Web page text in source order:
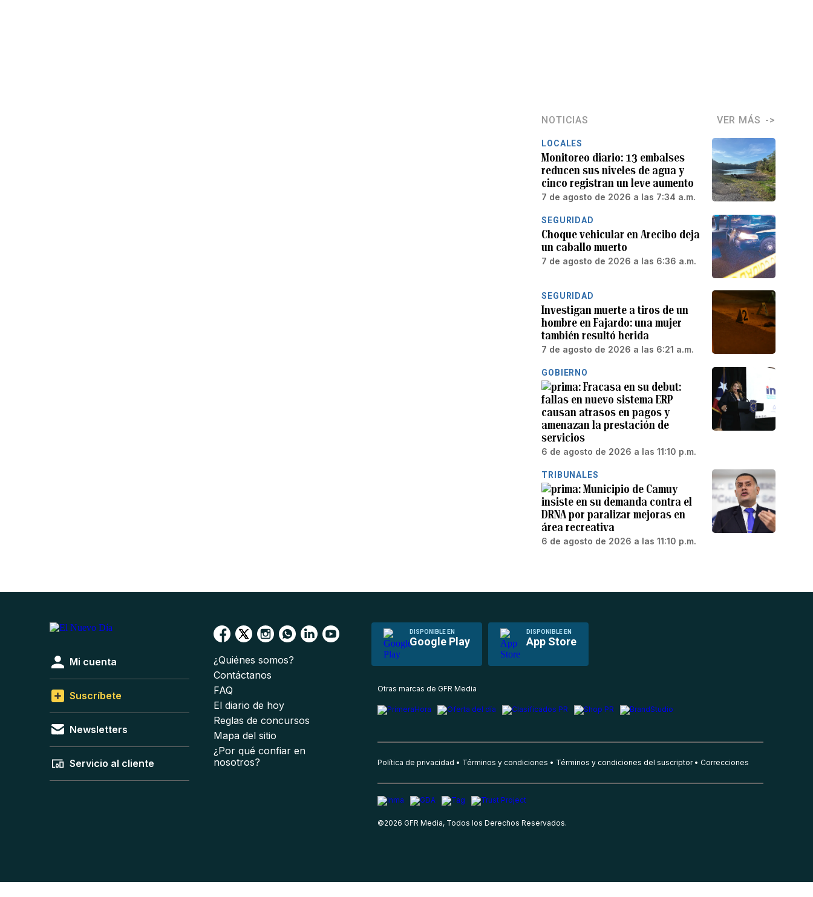
NOTICIAS VER MÁS
LOCALES
Monitoreo diario: 13 embalses
reducen sus niveles de agua y
cinco registran un leve aumento
7 de agosto de 2026 a las 7:34 a.m.
SEGURIDAD
Choque vehicular en Arecibo deja
un caballo muerto
7 de agosto de 2026 a las 6:36 a.m.
SEGURIDAD
Investigan muerte a tiros de un
hombre en Fajardo: una mujer
también resultó herida
7 de agosto de 2026 a las 6:21 a.m.
GOBIERNO
Fracasa en su debut:
fallas en nuevo sistema ERP
causan atrasos en pagos y
amenazan la prestación de
servicios
6 de agosto de 2026 a las 11:10 p.m.
TRIBUNALES
Municipio de Camuy
insiste en su demanda contra el
DRNA por paralizar mejoras en
área recreativa
6 de agosto de 2026 a las 11:10 p.m.
DISPONIBLE EN
Google Play
DISPONIBLE EN
App Store
Mi cuenta
Suscríbete
Newsletters
Servicio al cliente
¿Quiénes somos?
Contáctanos
FAQ
El diario de hoy
Reglas de concursos
Mapa del sitio
¿Por qué confiar en
nosotros?
Otras marcas de GFR Media
Política de privacidad Términos y condiciones Términos y condiciones del suscriptor Correcciones
©2026 GFR Media, Todos los Derechos Reservados.